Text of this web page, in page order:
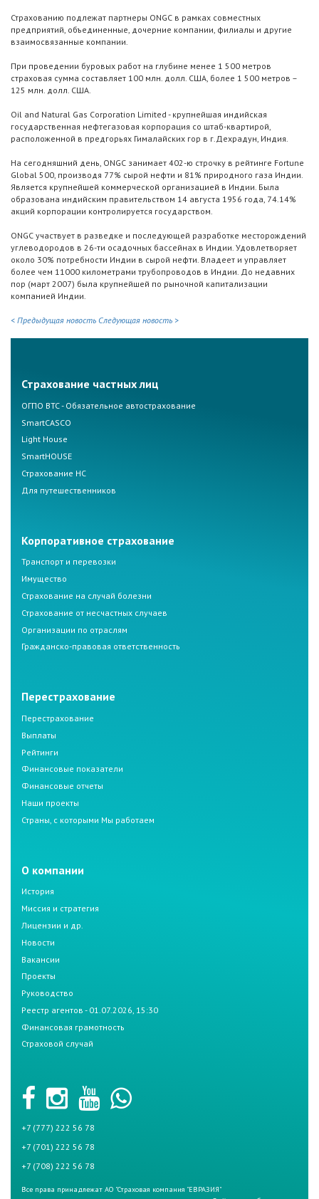
Страхованию подлежат партнеры ONGC в рамках совместных
предприятий, объединенные, дочерние компании, филиалы и другие
взаимосвязанные компании.
При проведении буровых работ на глубине менее 1 500 метров
страховая сумма составляет 100 млн. долл. США, более 1 500 метров –
125 млн. долл. США.
Oil and Natural Gas Corporation Limited - крупнейшая индийская
государственная нефтегазовая корпорация со штаб-квартирой,
расположенной в предгорьях Гималайских гор в г.Дехрадун, Индия.
На сегодняшний день, ONGC занимает 402-ю строчку в рейтинге Fortune
Global 500, производя 77% сырой нефти и 81% природного газа Индии.
Является крупнейшей коммерческой организацией в Индии. Была
образована индийским правительством 14 августа 1956 года, 74.14%
акций корпорации контролируется государством.
ONGC участвует в разведке и последующей разработке месторождений
углеводородов в 26-ти осадочных бассейнах в Индии. Удовлетворяет
около 30% потребности Индии в сырой нефти. Владеет и управляет
более чем 11000 километрами трубопроводов в Индии. До недавних
пор (март 2007) была крупнейшей по рыночной капитализации
компанией Индии.
< Предыдущая новость Следующая новость >
Страхование частных лиц
ОГПО ВТС - Обязательное автострахование
SmartCASCO
Light House
SmartHOUSE
Страхование НС
Для путешественников
Корпоративное страхование
Транспорт и перевозки
Имущество
Страхование на случай болезни
Страхование от несчастных случаев
Организации по отраслям
Гражданско-правовая ответственность
Перестрахование
Перестрахование
Выплаты
Рейтинги
Финансовые показатели
Финансовые отчеты
Наши проекты
Страны, с которыми Мы работаем
О компании
История
Миссия и стратегия
Лицензии и др.
Новости
Вакансии
Проекты
Руководство
Реестр агентов - 01.07.2026, 15:30
Финансовая грамотность
Страховой случай
+7 (777) 222 56 78
+7 (701) 222 56 78
+7 (708) 222 56 78
Все права принадлежат АО "Страховая компания "ЕВРАЗИЯ"